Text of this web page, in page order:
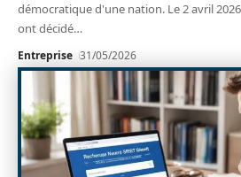
démocratique d'une nation. Le 2 avril
ont décidé…
Entreprise 31/05/2026